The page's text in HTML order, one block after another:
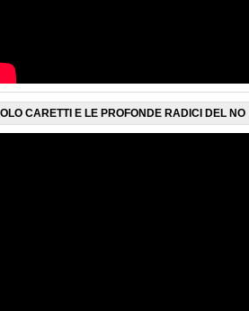
CARETTI E LE PROFONDE RADICI DEL NO